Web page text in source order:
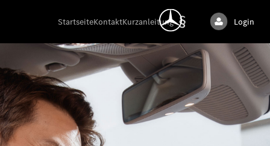
StartseiteKontaktKurzanleitung Login